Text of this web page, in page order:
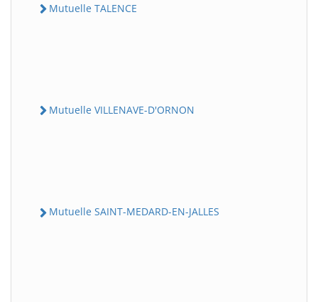
Mutuelle TALENCE
Mutuelle VILLENAVE-D'ORNON
Mutuelle SAINT-MEDARD-EN-JALLES